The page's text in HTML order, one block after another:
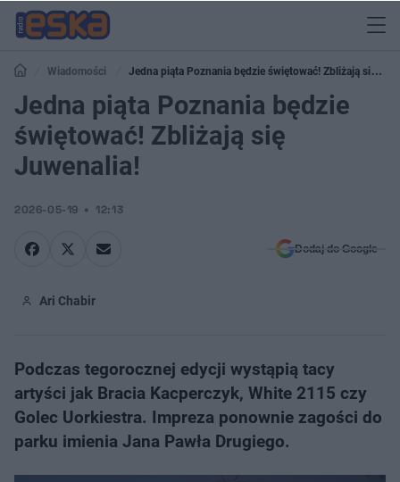
Wiadomości
Jedna piąta Poznania będzie świętować! Zbliżają się
Juwenalia!
Jedna piąta Poznania będzie
świętować! Zbliżają się
Juwenalia!
2026-05-19 12:13
Dodaj do Google
Ari Chabir
Podczas tegorocznej edycji wystąpią tacy
artyści jak Bracia Kacperczyk, White 2115 czy
Golec Uorkiestra. Impreza ponownie zagości do
parku imienia Jana Pawła Drugiego.